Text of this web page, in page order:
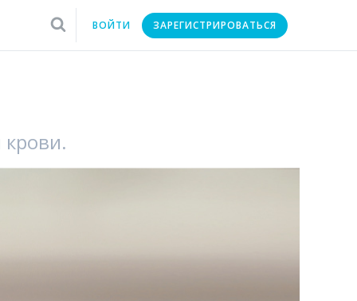
ВОЙТИ ЗАРЕГИСТРИРОВАТЬСЯ